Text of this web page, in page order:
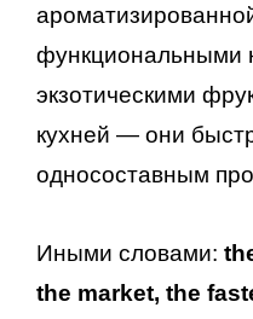
функциональными
экзотическими
кухней — они
односоставным
Иными словами:
the market, the